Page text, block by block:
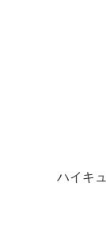
ハイキ